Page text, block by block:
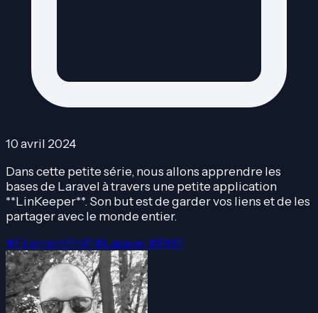
10 avril 2024
Dans cette petite série, nous allons apprendre les
bases de Laravel à travers une petite application
**LinKeeper**. Son but est de garder vos liens et de les
partager avec le monde entier.
#FilamentPHP #Laravel #PHP